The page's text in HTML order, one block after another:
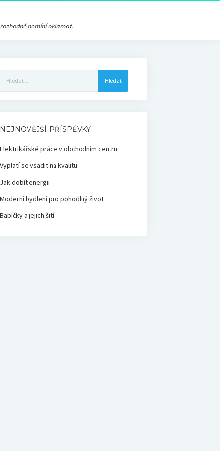
nemíní oklamat.
NEJNOVĚJŠÍ PŘÍSPĚVKY
Elektrikářské práce v obchodním centru
Vyplatí se vsadit na kvalitu
Jak dobít energii
Moderní bydlení pro pohodlný život
Babičky a jejich šití